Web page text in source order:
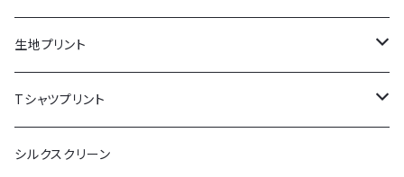
生地プリント
お試しプリント
ポリエステル生地
Tシャツプリント
長袖
シルクスクリーン